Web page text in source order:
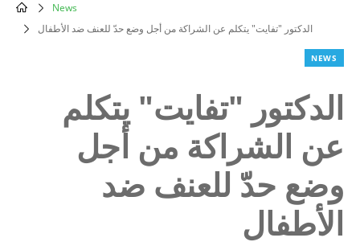
Breadcrumb
News
الدكتور "تفايت" يتكلم عن الشراكة من أجل وضع حدّ للعنف ضد الأطفال
NEWS
الدكتور "تفايت" يتكلم
عن الشراكة من أجل
وضع حدّ للعنف ضد
الأطفال